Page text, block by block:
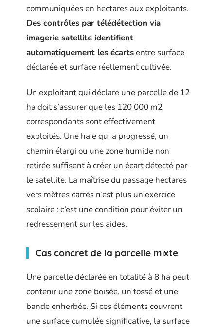
communiquées en hectares aux exploitants.
Des contrôles par télédétection via
imagerie satellite identifient
automatiquement les écartsentre surface
déclarée et surface réellement cultivée.
Un exploitant qui déclare une parcelle de 12
ha doit s’assurer que les 120 000 m2
correspondants sont effectivement
exploités. Une haie qui a progressé, un
chemin élargi ou une zone humide non
retirée suffisent à créer un écart détecté par
le satellite. La maîtrise du passage hectares
vers mètres carrés n’est plus un exercice
scolaire : c’est une condition pour éviter un
redressement sur les aides.
Cas concret de la parcelle mixte
Une parcelle déclarée en totalité à 8 ha peut
contenir une zone boisée, un fossé et une
bande enherbée. Si ces éléments couvrent
une surface cumulée significative, la surface